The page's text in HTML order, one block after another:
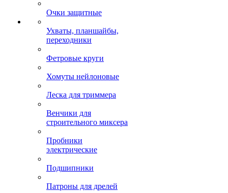
Очки защитные
Ухваты, планшайбы,
переходники
Фетровые круги
Хомуты нейлоновые
Леска для триммера
Венчики для
строительного миксера
Пробники
электрические
Подшипники
Патроны для дрелей